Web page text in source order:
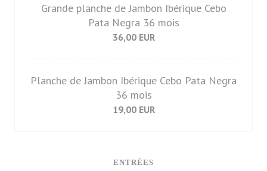
Grande planche de Jambon Ibérique Cebo
Pata Negra 36 mois
36,00 EUR
Planche de Jambon Ibérique Cebo Pata Negra
36 mois
19,00 EUR
ENTRÉES